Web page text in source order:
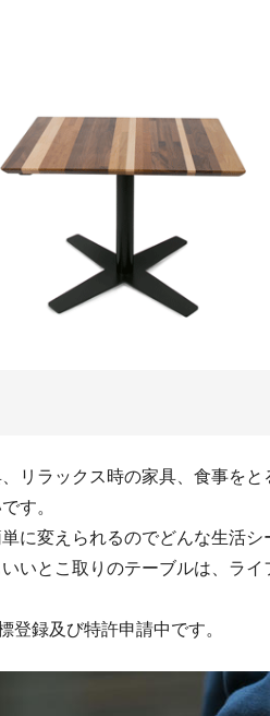
リラックス時の家具、食事をと
す。
に変えられるのでどんな生活シ
いとこ取りのテーブルは、ライ
登録及び特許申請中です。